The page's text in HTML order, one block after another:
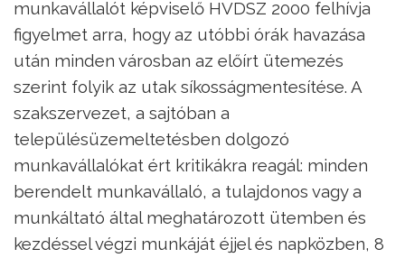
munkavállalót képviselő HVDSZ 2000 felhívja
figyelmet arra, hogy az utóbbi órák havazása
után minden városban az előírt ütemezés
szerint folyik az utak síkosságmentesítése. A
szakszervezet, a sajtóban a
településüzemeltetésben dolgozó
munkavállalókat ért kritikákra reagál: minden
berendelt munkavállaló, a tulajdonos vagy a
munkáltató által meghatározott ütemben és
kezdéssel végzi munkáját éjjel és napközben, 8